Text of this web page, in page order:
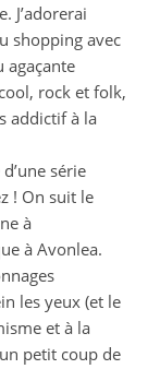
J’adorerai
shopping avec
agaçante
rock et folk,
addictif à la
série
! On suit le
à
à Avonlea.
les yeux (et le
et à la
petit coup de